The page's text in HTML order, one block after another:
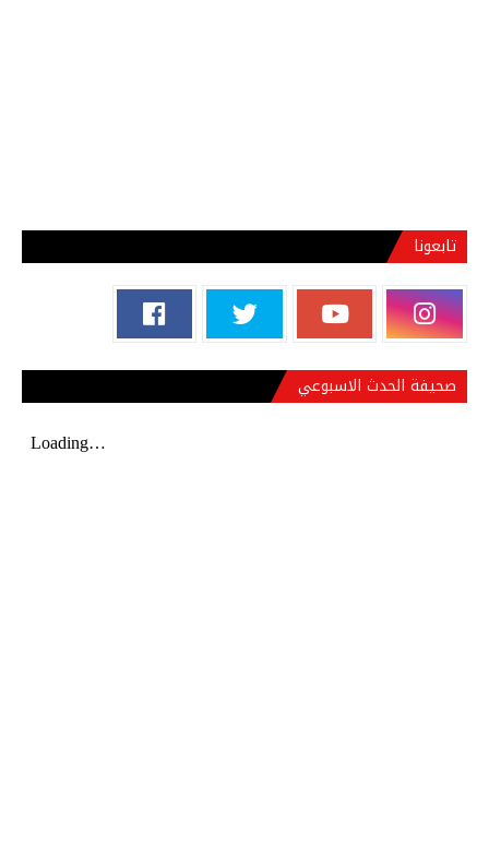
تابعونا
صحيفة الحدث الاسبوعي